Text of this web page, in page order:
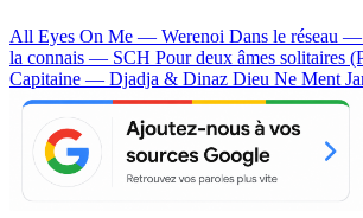
All Eyes On Me — Werenoi Dans le réseau
la connais — SCH Pour deux âmes solitaires
Capitaine — Djadja & Dinaz Dieu Ne Ment